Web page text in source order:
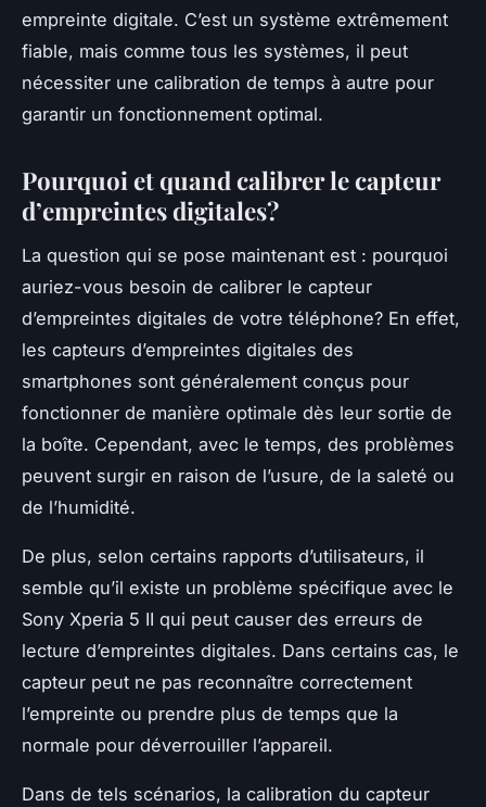
empreinte digitale. C’est un système extrêmement
fiable, mais comme tous les systèmes, il peut
nécessiter une calibration de temps à autre pour
garantir un fonctionnement optimal.
Pourquoi et quand calibrer le capteur
d’empreintes digitales?
La question qui se pose maintenant est : pourquoi
auriez-vous besoin de calibrer le capteur
d’empreintes digitales de votre téléphone? En effet,
les capteurs d’empreintes digitales des
smartphones sont généralement conçus pour
fonctionner de manière optimale dès leur sortie de
la boîte. Cependant, avec le temps, des problèmes
peuvent surgir en raison de l’usure, de la saleté ou
de l’humidité.
De plus, selon certains rapports d’utilisateurs, il
semble qu’il existe un problème spécifique avec le
Sony Xperia 5 II qui peut causer des erreurs de
lecture d’empreintes digitales. Dans certains cas, le
capteur peut ne pas reconnaître correctement
l’empreinte ou prendre plus de temps que la
normale pour déverrouiller l’appareil.
Dans de tels scénarios, la calibration du capteur